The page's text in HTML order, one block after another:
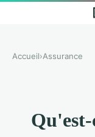
Accueil›Assurance